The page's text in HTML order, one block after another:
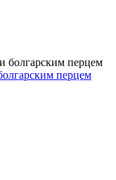
перцем